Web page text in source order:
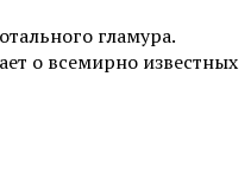
гламура.
о всемирно известных